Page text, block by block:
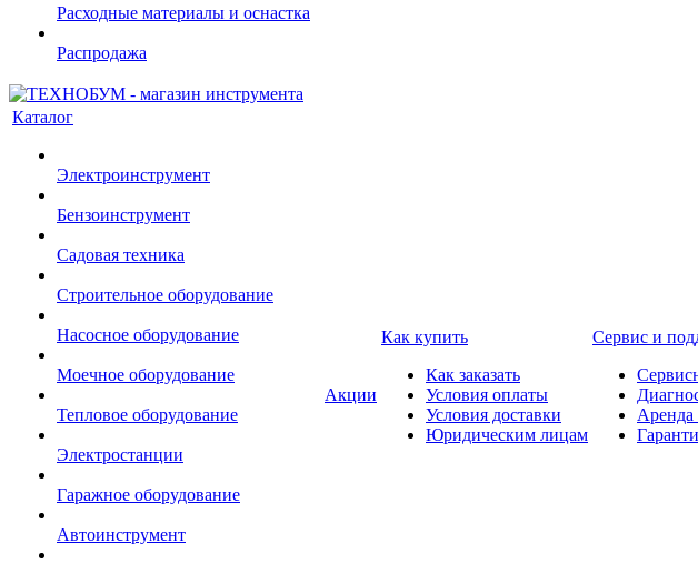
Расходные материалы и оснастка
Распродажа
Каталог
Электроинструмент
Бензоинструмент
Садовая техника
Строительное оборудование
Насосное оборудование
Моечное оборудование
Тепловое оборудование
Электростанции
Гаражное оборудование
Автоинструмент
Акции
Как купить
Как заказать
Условия оплаты
Условия доставки
Юридическим лицам
Сервис и
Аренда